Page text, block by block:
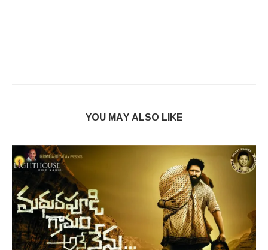
YOU MAY ALSO LIKE